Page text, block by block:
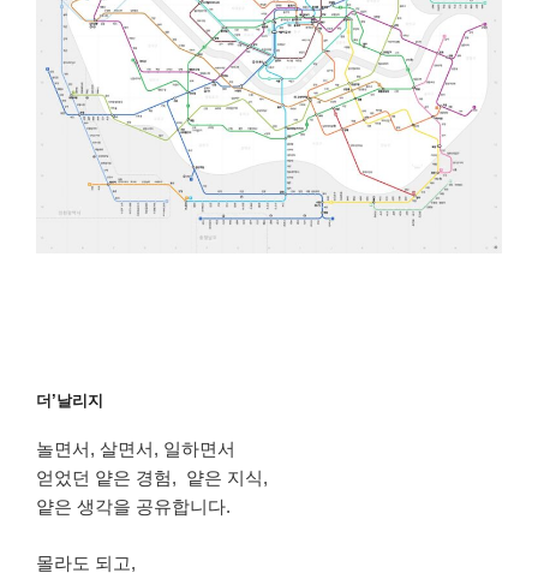
더’날리지
놀면서, 살면서, 일하면서
얻었던 얕은 경험, 얕은 지식,
얕은 생각을 공유합니다.
몰라도 되고,